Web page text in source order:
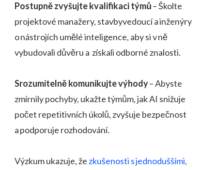
Postupně zvyšujte kvalifikaci týmů– Školte
projektové manažery, stavbyvedoucí a inženýry
o nástrojích umělé inteligence, aby si v ně
vybudovali důvěru a získali odborné znalosti.
Srozumitelně komunikujte výhody– Abyste
zmírnily pochyby, ukažte týmům, jak AI snižuje
počet repetitivních úkolů, zvyšuje bezpečnost
a podporuje rozhodování.
Výzkum ukazuje, že zkušenosti s jednoduššími,